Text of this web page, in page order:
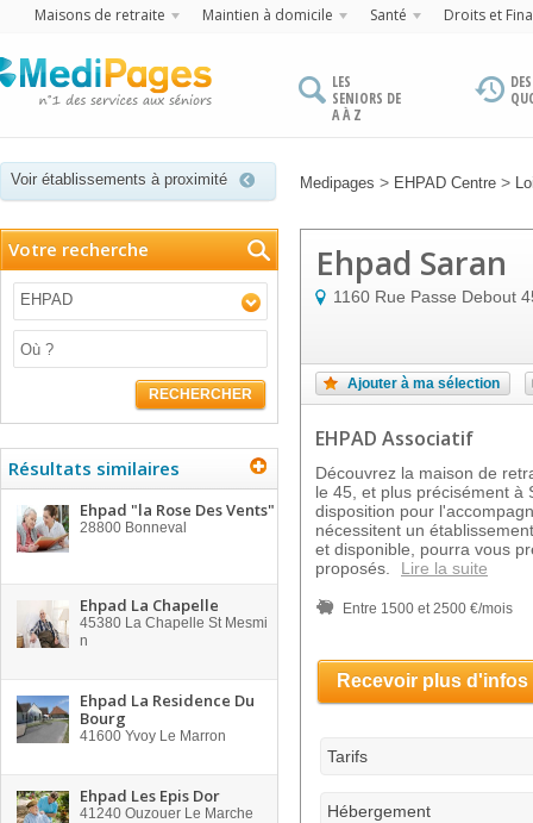
Maisons de retraite Maintien à domicile Santé Droits et
LES
SENIORS DE
A À Z
Voir établissements à proximité Medipages > EHPAD Centre >
Votre recherche
EHPAD
RECHERCHER
Résultats similaires
Ehpad "la Rose Des Vents"
28800 Bonneval
Ehpad La Chapelle
45380 La Chapelle St Mesmi
n
Ehpad La Residence Du
Bourg
41600 Yvoy Le Marron
Ehpad Les Epis Dor
41240 Ouzouer Le Marche
Ehpad Saran
1160 Rue Passe Debout
Ajouter à ma sélection
EHPAD Associatif
Découvrez la maison de
le 45, et plus précisément à
disposition pour
nécessitent un
et disponible, pourra vous
proposés.
Lire la suite
Entre 1500 et 2500 €/mois
Recevoir plus d'infos
Tarifs
Hébergement